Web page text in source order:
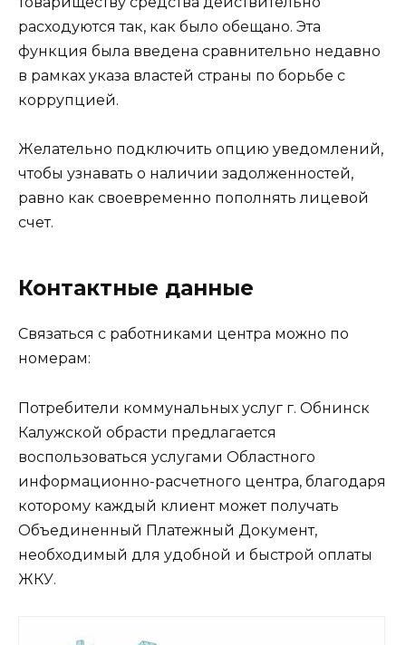
расходуются так, как было обещано. Эта
функция была введена сравнительно недавно
в рамках указа властей страны по борьбе с
коррупцией.
Желательно подключить опцию уведомлений,
чтобы узнавать о наличии задолженностей,
равно как своевременно пополнять лицевой
счет.
Контактные данные
Связаться с работниками центра можно по
номерам:
Потребители коммунальных услуг г. Обнинск
Калужской обрасти предлагается
воспользоваться услугами Областного
информационно-расчетного центра, благодаря
которому каждый клиент может получать
Объединенный Платежный Документ,
необходимый для удобной и быстрой оплаты
ЖКУ.